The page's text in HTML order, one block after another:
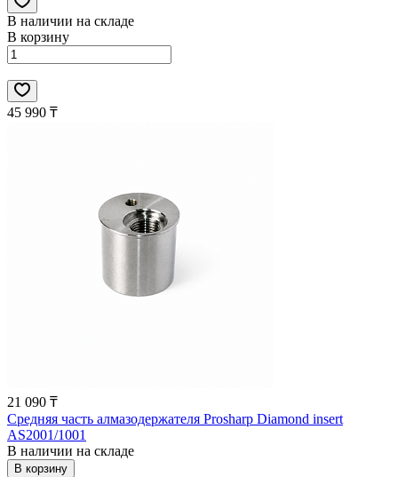
В наличии на складе
В корзину
45 990 ₸
21 090 ₸
Средняя часть алмазодержателя Prosharp Diamond insert
AS2001/1001
В наличии на складе
В корзину